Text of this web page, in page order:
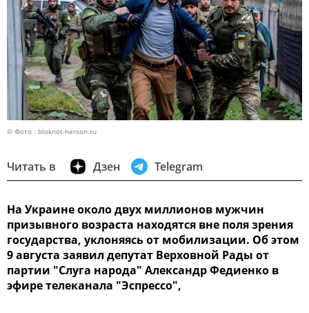
© Фото : bloknot-herson.ru
Читать в Дзен Telegram
На Украине около двух миллионов мужчин
призывного возраста находятся вне поля зрения
государства, уклоняясь от мобилизации. Об этом
9 августа заявил депутат Верховной Рады от
партии "Слуга народа" Александр Федиенко в
эфире телеканала "Эспрессо",